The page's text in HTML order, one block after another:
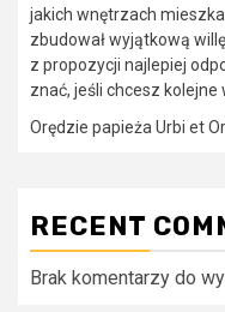
jakich wnętrzach
zbudował wyjątkową
z propozycji najlepiej
znać, jeśli chcesz kolejne
Orędzie papieża Urbi et
RECENT
Brak komentarzy do